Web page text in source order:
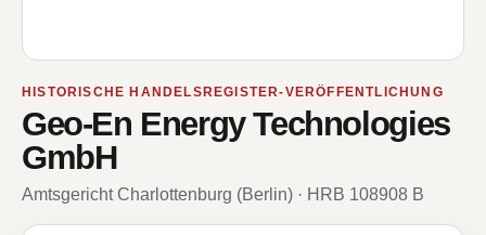
HISTORISCHE HANDELSREGISTER-VERÖFFENTLICHUNG
Geo-En Energy Technologies
GmbH
Amtsgericht Charlottenburg (Berlin) · HRB 108908 B